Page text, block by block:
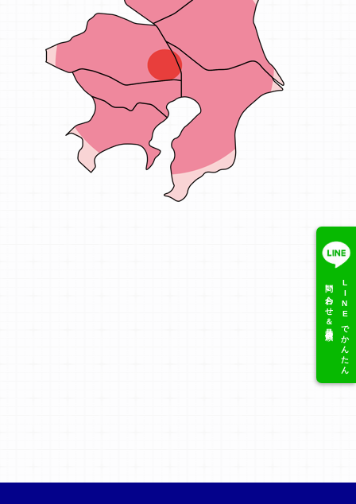
LINEでかんたん
問い合わせ＆見積依頼